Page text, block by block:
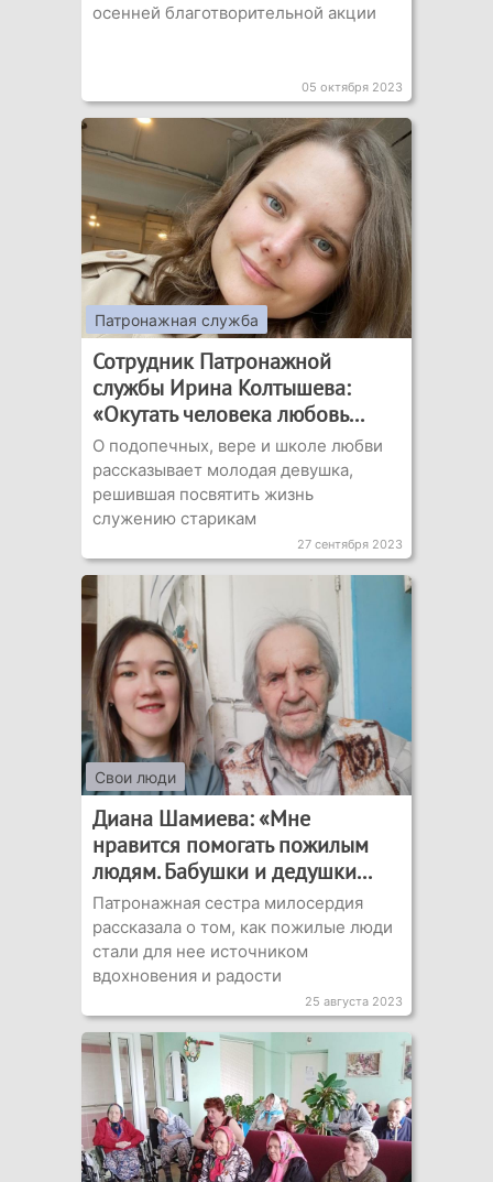
осенней благотворительной акции
05 октября 2023
Патронажная служба
Сотрудник Патронажной
службы Ирина Колтышева:
«Окутать человека любовь...
О подопечных, вере и школе любви
рассказывает молодая девушка,
решившая посвятить жизнь
служению старикам
27 сентября 2023
Свои люди
Диана Шамиева: «Мне
нравится помогать пожилым
людям. Бабушки и дедушки...
Патронажная сестра милосердия
рассказала о том, как пожилые люди
стали для нее источником
вдохновения и радости
25 августа 2023